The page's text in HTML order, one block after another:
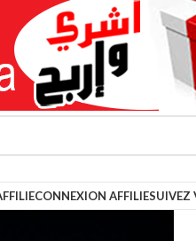
CONNEXION AFFILIESUIVEZ